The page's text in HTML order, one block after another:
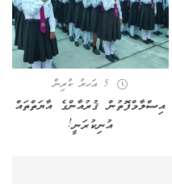
5 އަހރު ކުރިން
އިސްލާމްފޮތުން ޤުރުއާންގެ އާޔަތްތައް
އުނިކުރަނީ!